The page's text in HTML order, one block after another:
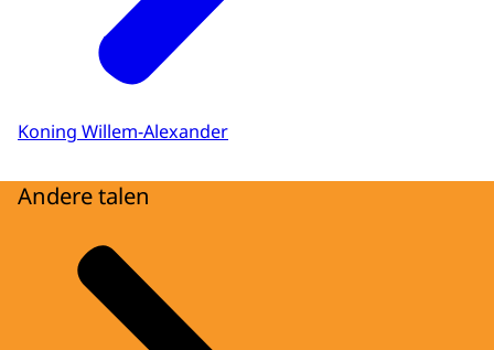
Koning Willem-Alexander
Andere talen